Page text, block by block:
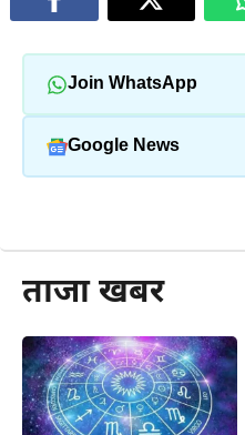
Join WhatsApp
Google News
ताजा खबर